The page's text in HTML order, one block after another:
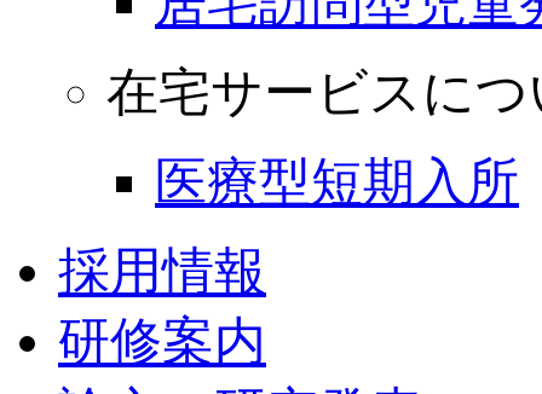
在宅サービスに
医療型短期入所
採用情報
研修案内